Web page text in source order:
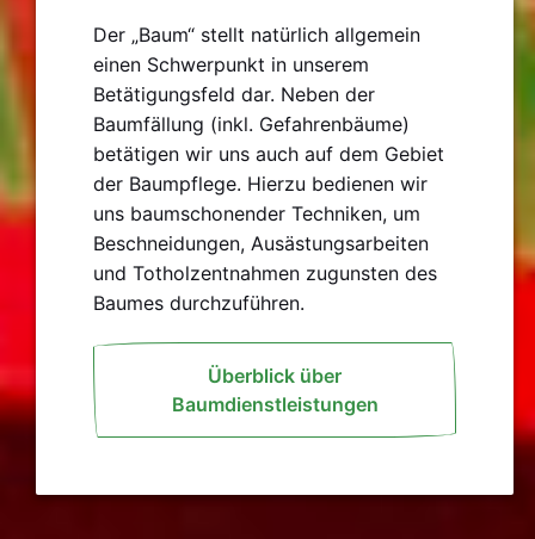
Der „Baum“ stellt natürlich allgemein
einen Schwerpunkt in unserem
Betätigungsfeld dar. Neben der
Baumfällung (inkl. Gefahrenbäume)
betätigen wir uns auch auf dem Gebiet
der Baumpflege. Hierzu bedienen wir
uns baumschonender Techniken, um
Beschneidungen, Ausästungsarbeiten
und Totholzentnahmen zugunsten des
Baumes durchzuführen.
Überblick über
Baumdienstleistungen